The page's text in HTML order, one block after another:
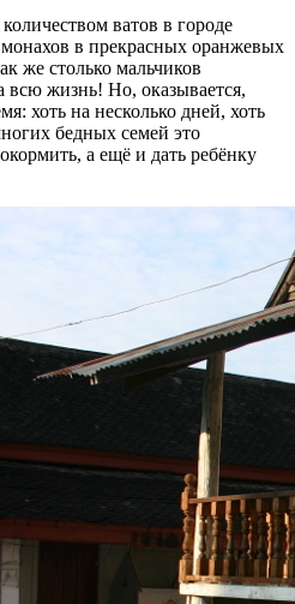
ватов в городе
в прекрасных оранжевых
же столько мальчиков
всю жизнь! Но, оказывается,
хоть на несколько дней, хоть
бедных семей это
а ещё и дать ребёнку